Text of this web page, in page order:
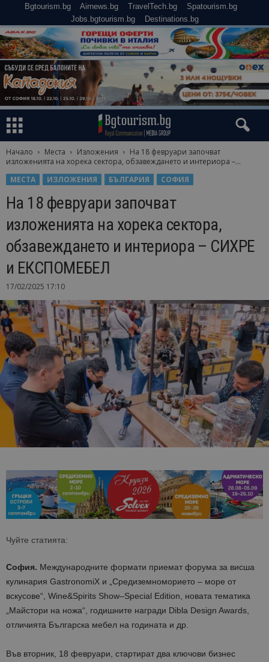
Bgtourism.bg Airnews.bg TravelTech.bg
Spatourism.bg
Jobs.bgtourism.bg
Destinations.bg
Начало Места Изложения
На 18 февруари започват
изложенията на хорека сектора, обзавеждането и интериора –...
МЕСТА
ИЗЛОЖЕНИЯ БЪЛГАРИЯ СОФИЯ
На 18 февруари започват
изложенията на хорека сектора,
обзавеждането и интериора – СИХРЕ
и ЕКСПОМЕБЕЛ
17/02/2025 17:10
Чуйте статията:
София. Международните формати приемат форума за висша
кулинария GastronomiX и „Средиземноморието – море от
вскусове“, Wine&Spirits Show–Special Edition, новата тематика
„Майстори на ножа“, годишните награди Dibla Design Awards,
отличията Българска мебел на годината и др.
Във вторник, 18 февруари, стартират два ключови бизнес